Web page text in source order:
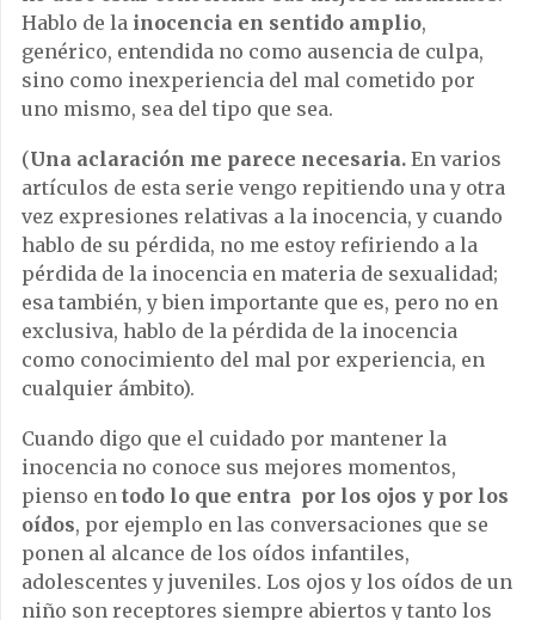
Hablo de la inocencia en sentido amplio,
genérico, entendida no como ausencia de culpa,
sino como inexperiencia del mal cometido por
uno mismo, sea del tipo que sea.
(Una aclaración me parece necesaria. En varios
artículos de esta serie vengo repitiendo una y otra
vez expresiones relativas a la inocencia, y cuando
hablo de su pérdida, no me estoy refiriendo a la
pérdida de la inocencia en materia de sexualidad;
esa también, y bien importante que es, pero no en
exclusiva, hablo de la pérdida de la inocencia
como conocimiento del mal por experiencia, en
cualquier ámbito).
Cuando digo que el cuidado por mantener la
inocencia no conoce sus mejores momentos,
pienso en todo lo que entra por los ojos y por los
oídos, por ejemplo en las conversaciones que se
ponen al alcance de los oídos infantiles,
adolescentes y juveniles. Los ojos y los oídos de un
niño son receptores siempre abiertos y tanto los